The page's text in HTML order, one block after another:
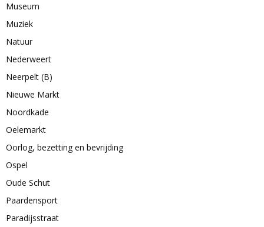
Museum
Muziek
Natuur
Nederweert
Neerpelt (B)
Nieuwe Markt
Noordkade
Oelemarkt
Oorlog, bezetting en bevrijding
Ospel
Oude Schut
Paardensport
Paradijsstraat